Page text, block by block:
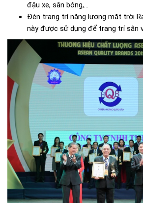
đậu xe, sân bóng,...
Đèn trang trí năng lượng mặt trời
này được sử dụng để trang trí sân